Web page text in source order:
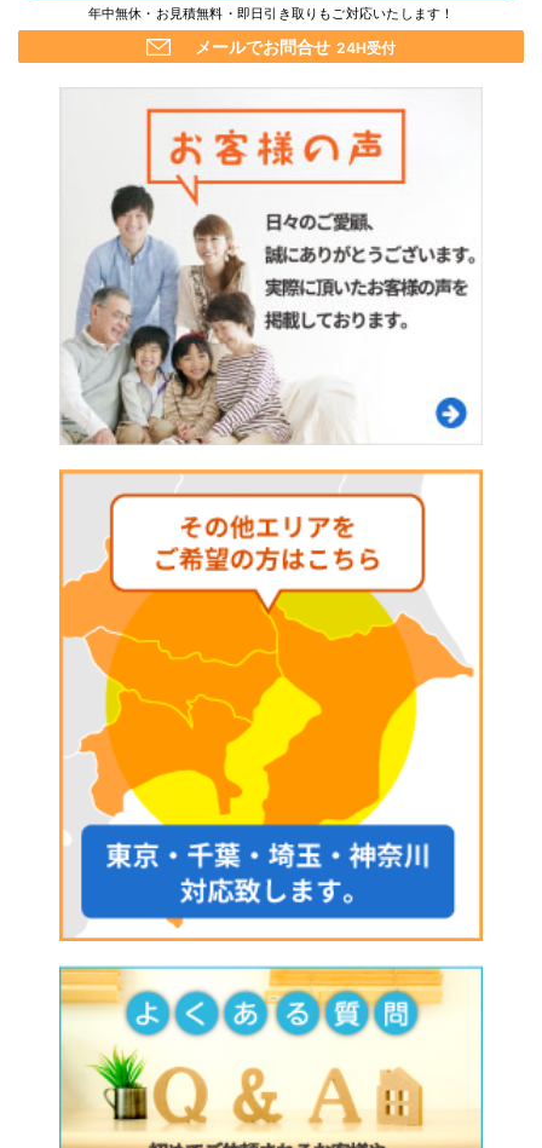
年中無休・お見積無料・即日引き取りもご対応いたします！
メールでお問合せ 24H受付